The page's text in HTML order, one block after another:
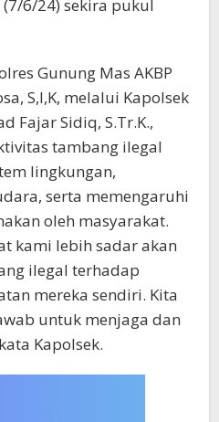
6/24) sekira pukul
Gunung Mas AKBP
S,I,K, melalui Kapolsek
Fajar Sidiq, S.Tr.K.,
tambang ilegal
lingkungan,
serta memengaruhi
oleh masyarakat.
kami lebih sadar akan
ilegal terhadap
mereka sendiri. Kita
untuk menjaga dan
Kapolsek.